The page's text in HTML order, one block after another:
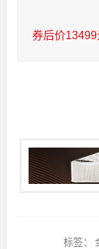
券后价13499
标签：